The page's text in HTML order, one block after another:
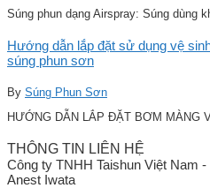
Súng phun dạng Airspray: Súng dùng
Hướng dẫn lắp đặt sử dụng vệ
súng phun sơn
By Súng Phun Sơn
HƯỚNG DẪN LẮP ĐẶT BƠM MÀNG
THÔNG TIN LIÊN HỆ
Công ty TNHH Taishun Việt Nam
Anest Iwata